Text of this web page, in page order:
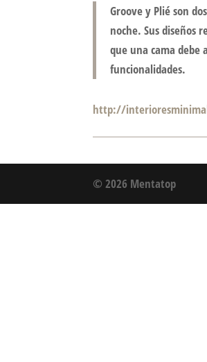
Groove y Plié son
noche. Sus diseños
que una cama debe
funcionalidades.
http://
© 2026 Mentatop